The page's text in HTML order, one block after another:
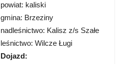
powiat: kaliski
gmina: Brzeziny
nadleśnictwo: Kalisz z/s Szałe
leśnictwo: Wilcze Ługi
Dojazd: